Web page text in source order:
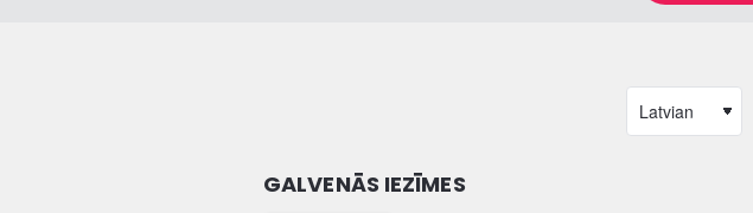
GALVENĀS IEZĪMES